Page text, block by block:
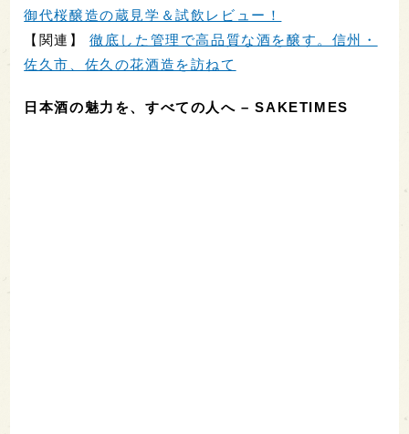
御代桜醸造の蔵見学＆試飲レビュー！
【関連】徹底した管理で高品質な酒を醸す。信州・
佐久市、佐久の花酒造を訪ねて
日本酒の魅力を、すべての人へ – SAKETIMES